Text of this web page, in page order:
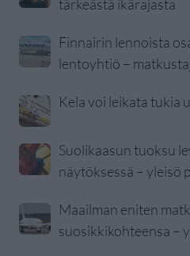
tärkeästä ikärajasta
Finnairin lennoista
lentoyhtiö –
Kela voi leikata tukia
Suolikaasun tuoksu
näytöksessä – yleisö
Maailman eniten
suosikkikohteensa –